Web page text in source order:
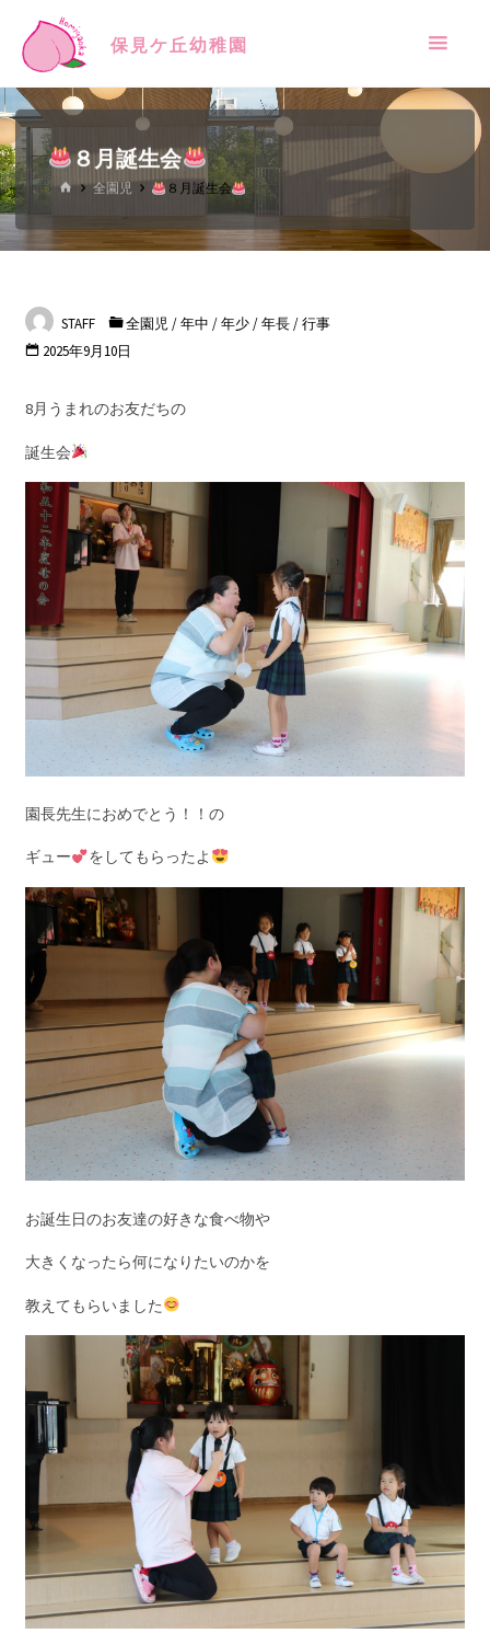
保見ケ丘幼稚園
８月誕生会
全園児 ８月誕生会
STAFF 全園児 / 年中 / 年少 / 年長 / 行事
2025年9月10日
8月うまれのお友だちの
誕生会
園長先生におめでとう！！の
ギュー をしてもらったよ
お誕生日のお友達の好きな食べ物や
大きくなったら何になりたいのかを
教えてもらいました